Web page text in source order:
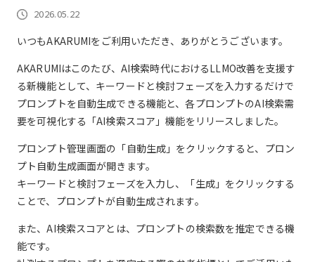
2026.05.22
いつもAKARUMIをご利用いただき、ありがとうございます。
AKARUMIはこのたび、AI検索時代におけるLLMO改善を支援す
る新機能として、キーワードと検討フェーズを入力するだけで
プロンプトを自動生成できる機能と、各プロンプトのAI検索需
要を可視化する「AI検索スコア」機能をリリースしました。
プロンプト管理画面の「自動生成」をクリックすると、プロン
プト自動生成画面が開きます。
キーワードと検討フェーズを入力し、「生成」をクリックする
ことで、プロンプトが自動生成されます。
また、AI検索スコアとは、プロンプトの検索数を推定できる機
能です。